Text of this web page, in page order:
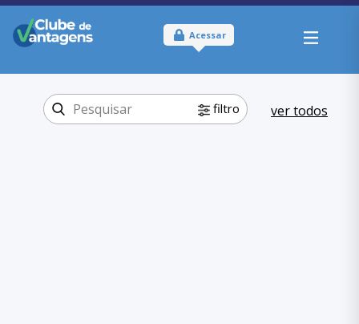
Acessar
filtro ver todos